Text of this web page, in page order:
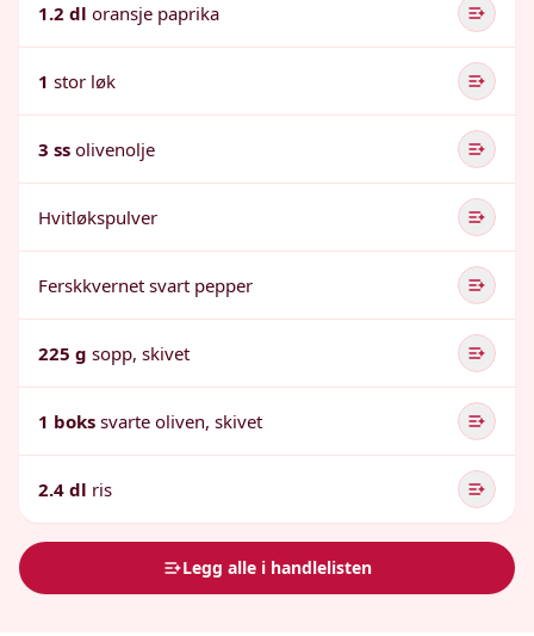
1.2 dl oransje paprika
1 stor løk
3 ss olivenolje
Hvitløkspulver
Ferskkvernet svart pepper
225 g sopp, skivet
1 boks svarte oliven, skivet
2.4 dl ris
Legg alle i handlelisten